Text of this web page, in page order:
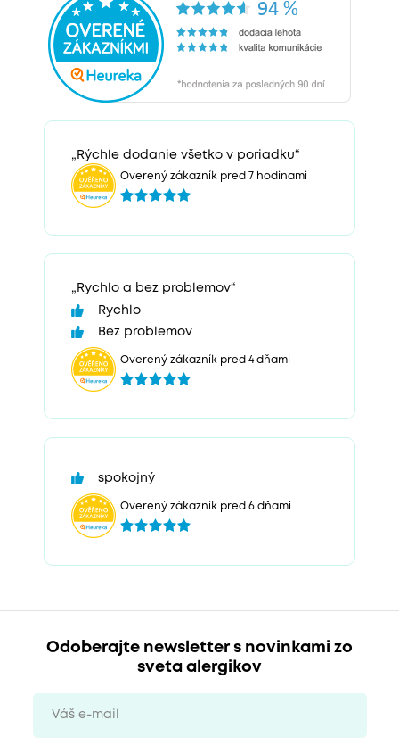
„Rýchle dodanie všetko v poriadku“
Overený zákazník pred 7 hodinami
„Rychlo a bez problemov“
Rychlo
Bez problemov
Overený zákazník pred 4 dňami
spokojný
Overený zákazník pred 6 dňami
Odoberajte newsletter s novinkami zo
sveta alergikov